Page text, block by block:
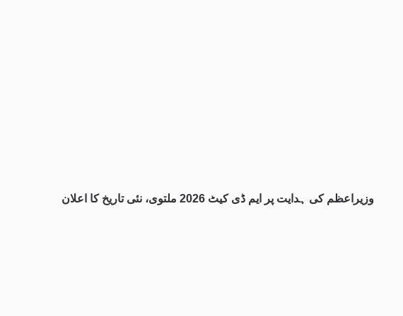
وزیراعظم کی ہدایت پر ایم ڈی کیٹ 2026 ملتوی، نئی تاریخ کا اعلان